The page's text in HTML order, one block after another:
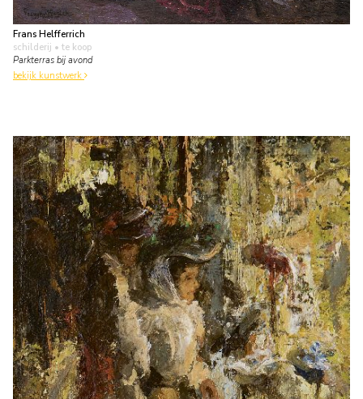
Frans Helfferrich
schilderij • te koop
Parkterras bij avond
bekijk kunstwerk